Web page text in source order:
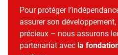
Pour protéger
assurer son
précieux – nous assurons
partenariat avec la